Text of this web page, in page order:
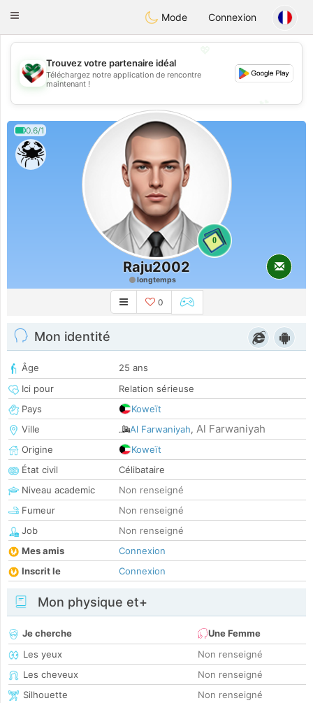
KuwaitChat
Toggle
Mode Connexion
💖
💕
💕
Trouvez votre partenaire idéal
Téléchargez notre application de rencontre
maintenant !
0.6/1
0
Raju2002
longtemps
0
Mon identité
Âge
25 ans
Ici pour
Relation sérieuse
Pays
Koweït
Ville
Al Farwaniyah, Al Farwaniyah
Origine
Koweït
État civil
Célibataire
Niveau academic
Non renseigné
Fumeur
Non renseigné
Job
Non renseigné
Mes amis
Connexion
Inscrit le
Connexion
Mon physique et+
Je cherche
Une Femme
Les yeux
Non renseigné
Les cheveux
Non renseigné
Silhouette
Non renseigné